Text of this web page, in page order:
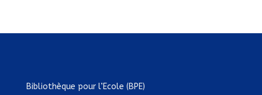
Bibliothèque pour l’Ecole (BPE)